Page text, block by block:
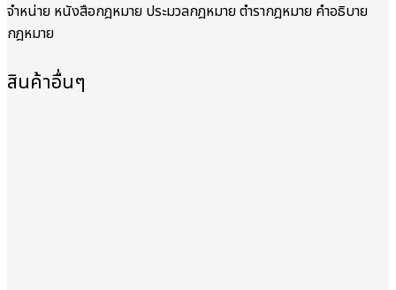
จำหน่าย หนังสือกฎหมาย ประมวลกฎหมาย ตำรากฎหมาย คำอธิบาย
กฎหมาย
สินค้าอื่นๆ